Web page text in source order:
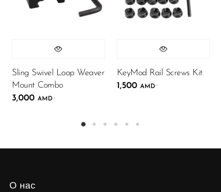
Sling Swivel Loop Weaver
Mount Combo
3,000 AMD .
KeyMod Rail Screws Kit
1,500 AMD .
О нас